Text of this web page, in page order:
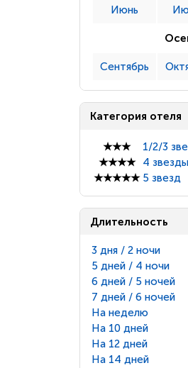
Июнь
Сентябрь
Категория отеля
★★★
1/2/3
★★★★
4 звезды
★★★★★ 5 звезд
Длительность
3 дня / 2 ночи
5 дней / 4 ночи
6 дней / 5 ночей
7 дней / 6 ночей
На неделю
На 10 дней
На 12 дней
На 14 дней